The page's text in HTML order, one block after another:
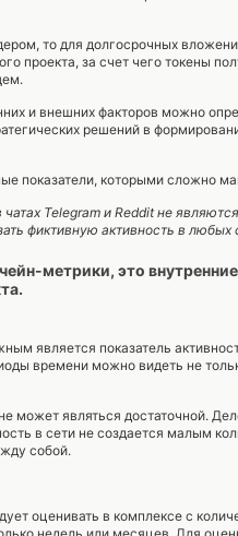
то для долгосрочных
проекта, за счет чего токены
и внешних факторов можно
решений в
показатели, которыми сложно
Telegram и Reddit не
фиктивную активность в любых
метрики, это
является показатель
времени можно видеть не
может являться достаточной.
в сети не создается малым
собой.
оценивать в комплексе с